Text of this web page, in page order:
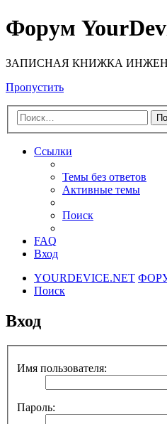
Форум
ЗАПИСНАЯ КНИЖКА
Пропустить
Ссылки
Темы без ответов
Активные темы
Поиск
FAQ
Вход
YOURDEVICE.NET
Поиск
Вход
Имя пользователя:
Пароль: